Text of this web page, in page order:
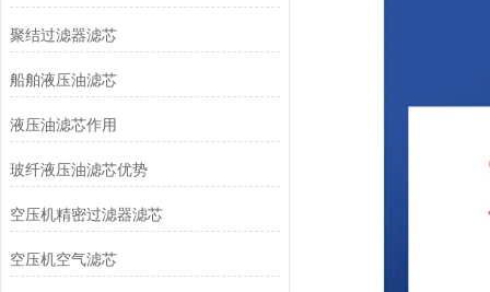
聚结过滤器滤芯
船舶液压油滤芯
液压油滤芯作用
玻纤液压油滤芯优势
空压机精密过滤器滤芯
空压机空气滤芯